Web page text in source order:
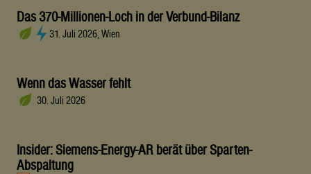
Das 370-Millionen-Loch in der Verbund-Bilanz
31. Juli 2026, Wien
Wenn das Wasser fehlt
30. Juli 2026
Insider: Siemens-Energy-AR berät über Sparten-
Abspaltung